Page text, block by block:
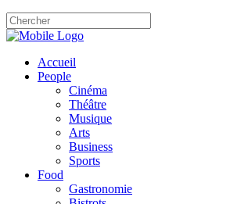
Accueil
People
Cinéma
Théâtre
Musique
Arts
Business
Sports
Food
Gastronomie